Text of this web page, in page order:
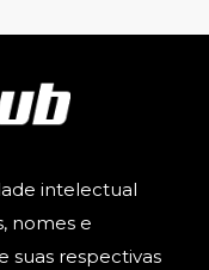
intelectual
nomes e
suas respectivas